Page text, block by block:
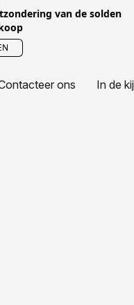
van de solden
ons In de